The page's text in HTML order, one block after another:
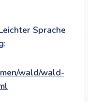
Sprache
wald/wald-